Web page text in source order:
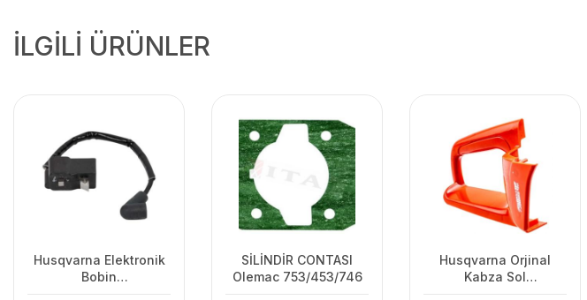
İLGİLİ ÜRÜNLER
Husqvarna Elektronik
Bobin
SİLİNDİR CONTASI
Olemac 753/453/746
Husqvarna Orjinal
Kabza Sol